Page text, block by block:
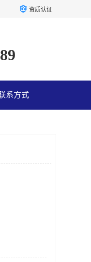
资质认证
系方式